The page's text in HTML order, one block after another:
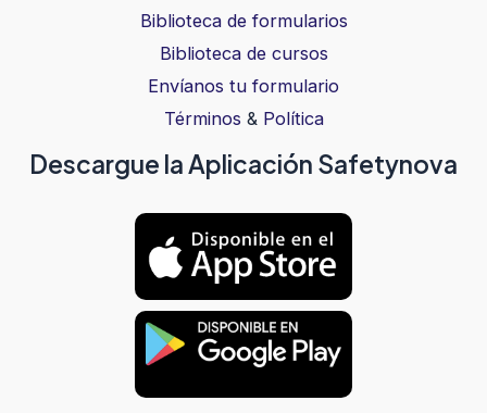
Biblioteca de formularios
Biblioteca de cursos
Envíanos tu formulario
Términos & Política
Descargue la Aplicación Safetynova